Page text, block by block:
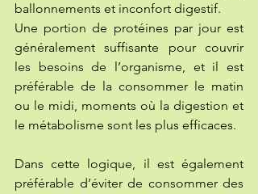
ballonnements et inconfort digestif.
Une portion de protéines par jour est
généralement suffisante pour couvrir
les besoins de l’organisme, et il est
préférable de la consommer le matin
ou le midi, moments où la digestion et
le métabolisme sont les plus efficaces.
Dans cette logique, il est également
préférable d’éviter de consommer des